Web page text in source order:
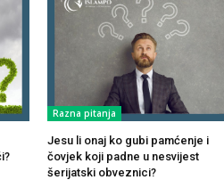
Razna pitanja
Jesu li onaj ko gubi pamćenje i
čovjek koji padne u nesvijest
šerijatski obveznici?